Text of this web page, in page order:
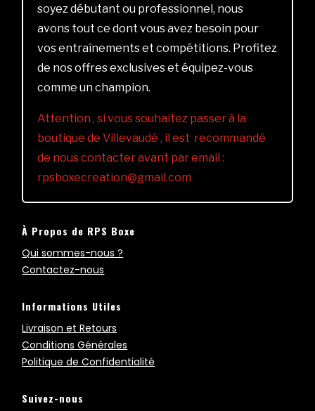
soyez débutant ou professionnel, nous
avons tout ce dont vous avez besoin pour
vos entraînements et compétitions. Profitez
de nos offres exclusives et équipez-vous
comme un champion.
Attention , si vous souhaitez passer à la
boutique de Villevaudé , il est recommandé
de nous contacter avant par email :
rpsboxecreation@gmail.com
À Propos de RPS Boxe
Qui sommes-nous ?
Contactez-nous
Informations Utiles
Livraison et Retours
Conditions Générales
Politique de Confidentialité
Suivez-nous